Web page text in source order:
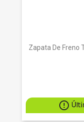
Zapata De Freno
